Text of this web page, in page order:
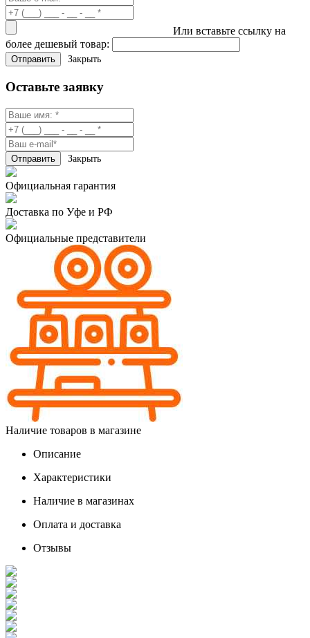
Или вставьте ссылку на
более дешевый товар:
Закрыть
Оставьте заявку
Закрыть
Официальная гарантия
Доставка по Уфе и РФ
Официальные представители
Наличие товаров в магазине
Описание
Характеристики
Наличие в магазинах
Оплата и доставка
Отзывы